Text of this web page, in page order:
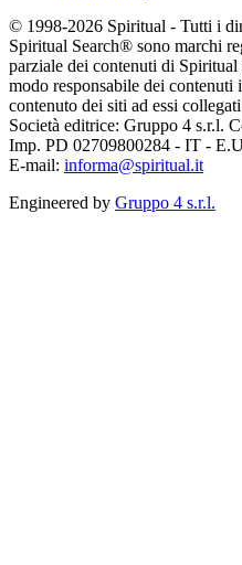
© 1998-2026 Spiritual - Tutti i
Spiritual Search® sono marchi
parziale dei contenuti di
modo responsabile dei contenuti
contenuto dei siti ad essi
Società editrice: Gruppo 4 s.r.l.
Imp. PD 02709800284 - IT -
E-mail: informa@spiritual.it
Engineered by Gruppo 4 s.r.l.